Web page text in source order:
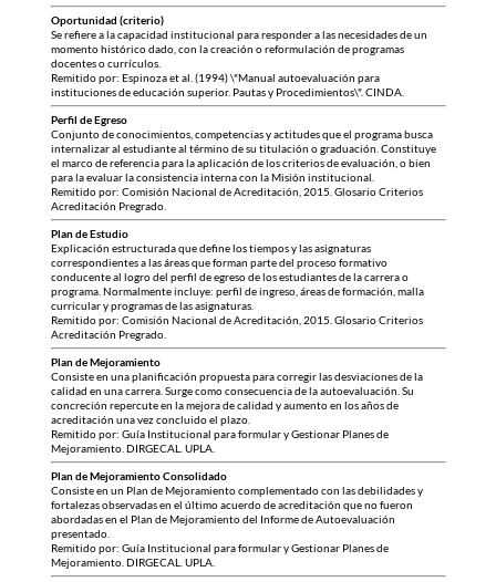
Oportunidad (criterio)
Se refiere a la capacidad institucional para responder a las necesidades de un
momento histórico dado, con la creación o reformulación de programas
docentes o currículos.
Remitido por: Espinoza et al. (1994) \"Manual autoevaluación para
instituciones de educación superior. Pautas y Procedimientos\". CINDA.
Perfil de Egreso
Conjunto de conocimientos, competencias y actitudes que el programa busca
internalizar al estudiante al término de su titulación o graduación. Constituye
el marco de referencia para la aplicación de los criterios de evaluación, o bien
para la evaluar la consistencia interna con la Misión institucional.
Remitido por: Comisión Nacional de Acreditación, 2015. Glosario Criterios
Acreditación Pregrado.
Plan de Estudio
Explicación estructurada que define los tiempos y las asignaturas
correspondientes a las áreas que forman parte del proceso formativo
conducente al logro del perfil de egreso de los estudiantes de la carrera o
programa. Normalmente incluye: perfil de ingreso, áreas de formación, malla
curricular y programas de las asignaturas.
Remitido por: Comisión Nacional de Acreditación, 2015. Glosario Criterios
Acreditación Pregrado.
Plan de Mejoramiento
Consiste en una planificación propuesta para corregir las desviaciones de la
calidad en una carrera. Surge como consecuencia de la autoevaluación. Su
concreción repercute en la mejora de calidad y aumento en los años de
acreditación una vez concluido el plazo.
Remitido por: Guía Institucional para formular y Gestionar Planes de
Mejoramiento. DIRGECAL. UPLA.
Plan de Mejoramiento Consolidado
Consiste en un Plan de Mejoramiento complementado con las debilidades y
fortalezas observadas en el último acuerdo de acreditación que no fueron
abordadas en el Plan de Mejoramiento del Informe de Autoevaluación
presentado.
Remitido por: Guía Institucional para formular y Gestionar Planes de
Mejoramiento. DIRGECAL. UPLA.